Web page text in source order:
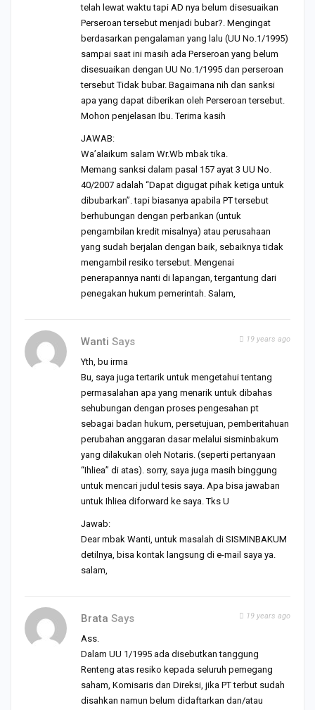
telah lewat waktu tapi AD nya belum disesuaikan
Perseroan tersebut menjadi bubar?. Mengingat
berdasarkan pengalaman yang lalu (UU No.1/1995)
sampai saat ini masih ada Perseroan yang belum
disesuaikan dengan UU No.1/1995 dan perseroan
tersebut Tidak bubar. Bagaimana nih dan sanksi
apa yang dapat diberikan oleh Perseroan tersebut.
Mohon penjelasan Ibu. Terima kasih
JAWAB:
Wa’alaikum salam Wr.Wb mbak tika.
Memang sanksi dalam pasal 157 ayat 3 UU No.
40/2007 adalah “Dapat digugat pihak ketiga untuk
dibubarkan”. tapi biasanya apabila PT tersebut
berhubungan dengan perbankan (untuk
pengambilan kredit misalnya) atau perusahaan
yang sudah berjalan dengan baik, sebaiknya tidak
mengambil resiko tersebut. Mengenai
penerapannya nanti di lapangan, tergantung dari
penegakan hukum pemerintah. Salam,
Wanti Says 19 years ago
Yth, bu irma
Bu, saya juga tertarik untuk mengetahui tentang
permasalahan apa yang menarik untuk dibahas
sehubungan dengan proses pengesahan pt
sebagai badan hukum, persetujuan, pemberitahuan
perubahan anggaran dasar melalui sisminbakum
yang dilakukan oleh Notaris. (seperti pertanyaan
“Ihliea” di atas). sorry, saya juga masih binggung
untuk mencari judul tesis saya. Apa bisa jawaban
untuk Ihliea diforward ke saya. Tks U
Jawab:
Dear mbak Wanti, untuk masalah di SISMINBAKUM
detilnya, bisa kontak langsung di e-mail saya ya.
salam,
Brata Says 19 years ago
Ass.
Dalam UU 1/1995 ada disebutkan tanggung
Renteng atas resiko kepada seluruh pemegang
saham, Komisaris dan Direksi, jika PT terbut sudah
disahkan namun belum didaftarkan dan/atau